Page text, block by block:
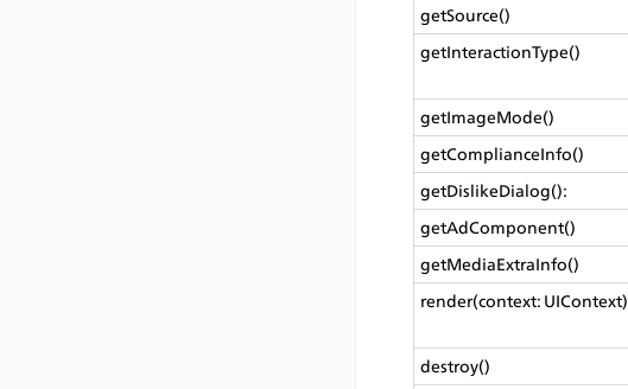
getSource()
getInteractionType()
getImageMode()
getComplianceInfo()
getDislikeDialog():
getAdComponent()
getMediaExtraInfo()
render(context: UIContext)
destroy()